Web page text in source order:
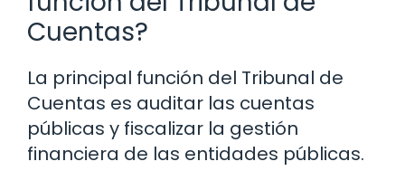
Cuentas?
La principal función del Tribunal de
Cuentas es auditar las cuentas
públicas y fiscalizar la gestión
financiera de las entidades públicas.